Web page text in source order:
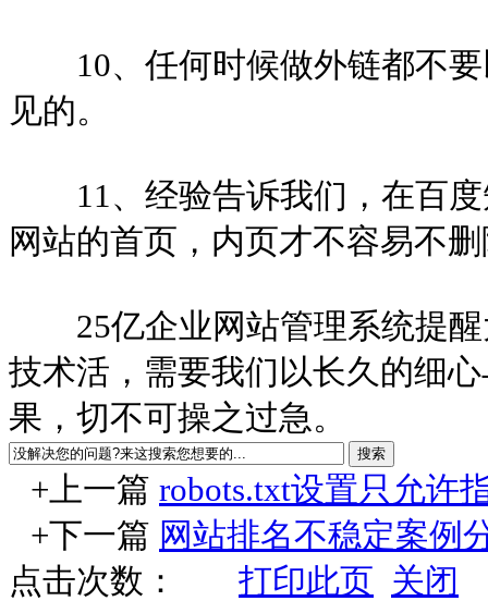
10、任何时候做外链都不要
见的。
11、经验告诉我们，在百度
网站的首页，内页才不容易不
25亿企业网站管理系统提醒
技术活，需要我们以长久的细
果，切不可操之过急。
+上一篇 robots.txt设置只允许
+下一篇 网站排名不稳定案例
点击次数：
打印此页 关闭